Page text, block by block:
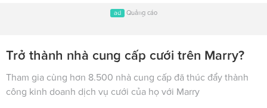
ad Quảng cáo
Trở thành nhà cung cấp cưới trên Marry?
Tham gia cùng hơn 8.500 nhà cung cấp đã thúc đẩy thành
công kinh doanh dịch vụ cưới của họ với Marry